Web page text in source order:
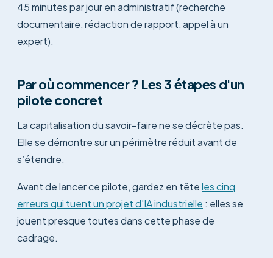
45 minutes par jour en administratif (recherche
documentaire, rédaction de rapport, appel à un
expert).
Par où commencer ? Les 3 étapes d'un
pilote concret
La capitalisation du savoir-faire ne se décrète pas.
Elle se démontre sur un périmètre réduit avant de
s’étendre.
Avant de lancer ce pilote, gardez en têteles cinq
erreurs qui tuent un projet d'IA industrielle : elles se
jouent presque toutes dans cette phase de
cadrage.